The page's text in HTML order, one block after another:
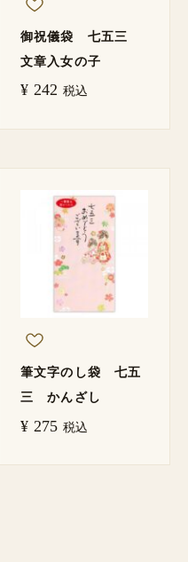
御祝儀袋 七五三
文章入女の子
¥ 242 税込
筆文字のし袋 七五
三 かんざし
¥ 275 税込